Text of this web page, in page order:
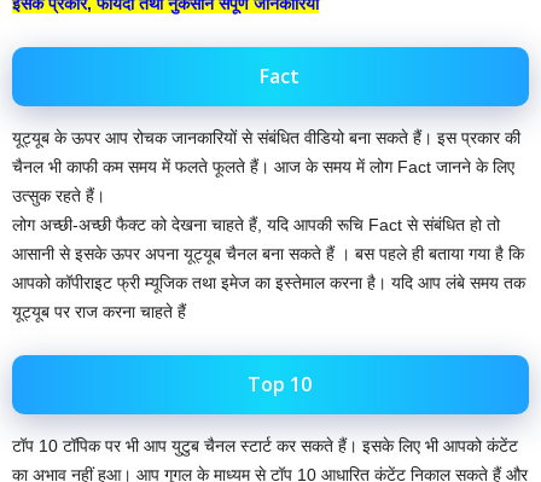
Fact
यूट्यूब के ऊपर आप रोचक जानकारियों से संबंधित वीडियो बना सकते हैं। इस प्रकार की
चैनल भी काफी कम समय में फलते फूलते हैं। आज के समय में लोग Fact जानने के लिए
उत्सुक रहते हैं।
लोग अच्छी-अच्छी फैक्ट को देखना चाहते हैं, यदि आपकी रूचि Fact से संबंधित हो तो
आसानी से इसके ऊपर अपना यूट्यूब चैनल बना सकते हैं ‌। बस पहले ही बताया गया है कि
आपको कॉपीराइट फ्री म्यूजिक तथा इमेज का इस्तेमाल करना है। यदि आप लंबे समय तक
यूट्यूब पर राज करना चाहते हैं
Top 10
टॉप 10 टॉपिक पर भी आप युटुब चैनल स्टार्ट कर सकते हैं। इसके लिए भी आपको कंटेंट
का अभाव नहीं हुआ। आप गूगल के माध्यम से टॉप 10 आधारित कंटेंट निकाल सकते हैं और